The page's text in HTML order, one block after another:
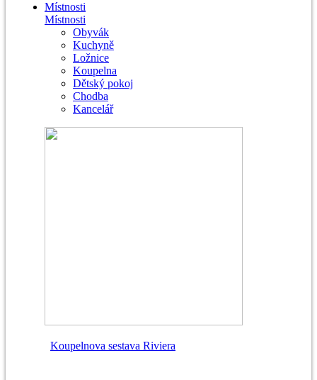
Místnosti
Místnosti
Obyvák
Kuchyně
Ložnice
Koupelna
Dětský pokoj
Chodba
Kancelář
Koupelnova sestava Riviera